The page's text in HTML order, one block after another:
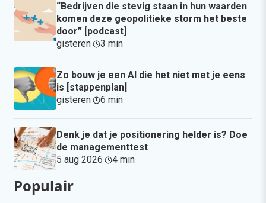
“Bedrijven die stevig staan in hun waarden
komen deze geopolitieke storm het beste
door” [podcast]
gisteren· 3 min·
Zo bouw je een AI die het niet met je eens
is [stappenplan]
gisteren· 6 min·
Denk je dat je positionering helder is? Doe
de managementtest
5 aug 2026· 4 min·
Populair